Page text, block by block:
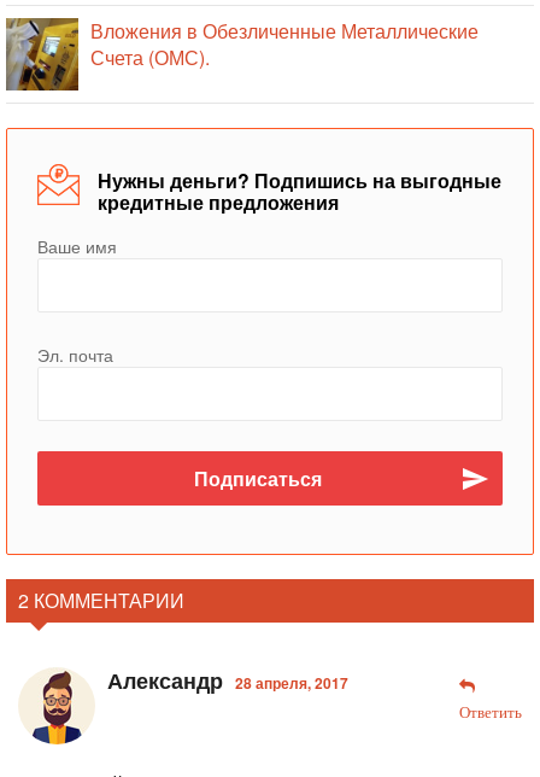
Вложения в Обезличенные Металлические
Счета (ОМС).
Нужны деньги? Подпишись на выгодные
кредитные предложения
Ваше имя
Эл. почта
2 КОММЕНТАРИИ
Александр 28 апреля, 2017
Ответить